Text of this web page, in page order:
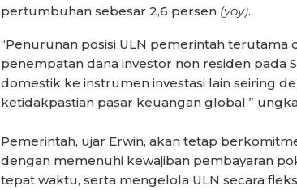
pertumbuhan sebesar 2,6 persen (yoy).
“Penurunan posisi ULN pemerintah terutama
penempatan dana investor non residen pada
domestik ke instrumen investasi lain seiring
ketidakpastian pasar keuangan global,”
Pemerintah, ujar Erwin, akan tetap
dengan memenuhi kewajiban pembayaran
tepat waktu, serta mengelola ULN secara